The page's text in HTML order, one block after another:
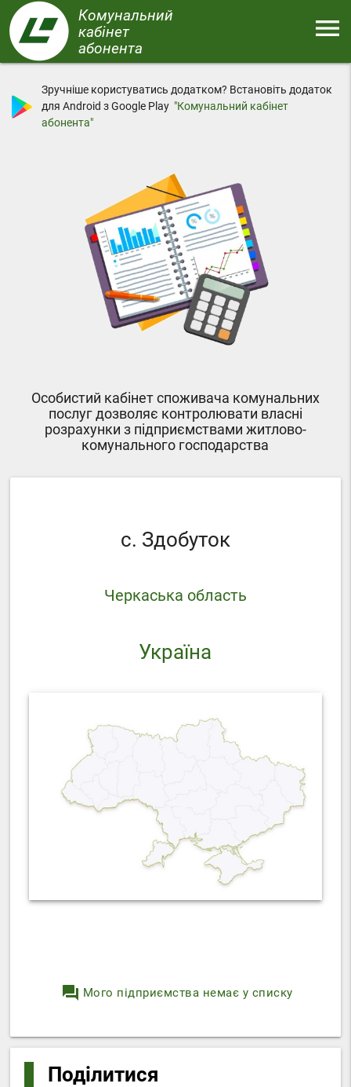
Перейти
до
основного
вмісту
Комунальний
кабінет
абонента
menu
Зручніше користуватись додатком? Встановіть додаток
для Android з Google Play "Комунальний кабінет
абонента"
Особистий кабінет споживача комунальних
послуг дозволяє контролювати власні
розрахунки з підприємствами житлово-
комунального господарства
с. Здобуток
Черкаська область
Україна
question_answer Мого підприємства немає у списку
Поділитися